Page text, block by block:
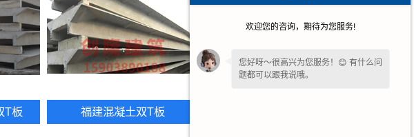
T板 福建混凝土双T板
欢迎您的咨询，期待为您服务!
您好呀～很高兴为您服务！😊 有什么问
题都可以跟我说哦。